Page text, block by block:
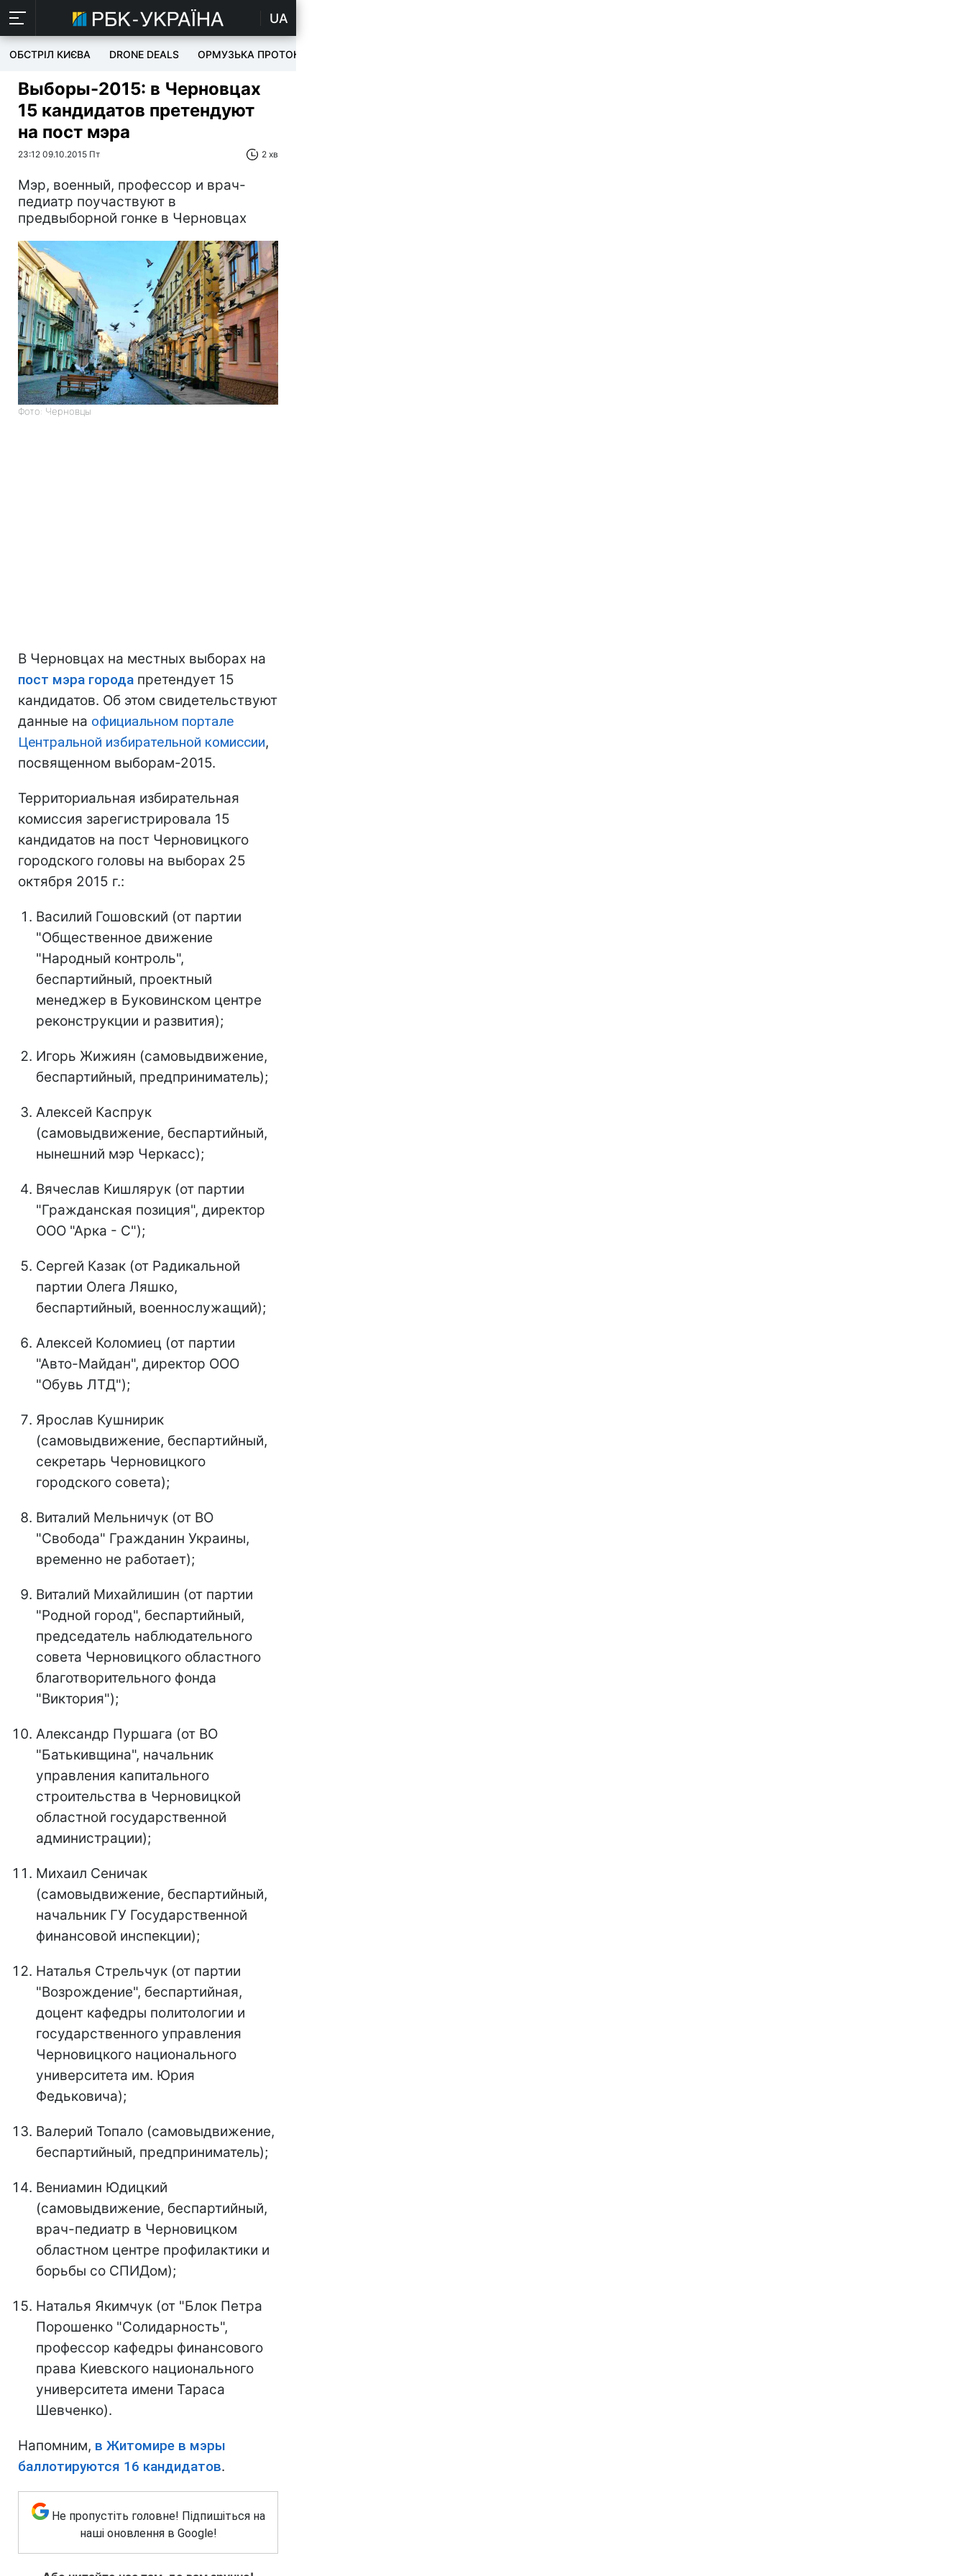
UA
ОБСТРІЛ КИЄВА DRONE DEALS ОРМУЗЬКА ПРОТОКА
Выборы-2015: в Черновцах
15 кандидатов претендуют
на пост мэра
23:12 09.10.2015 Пт 2 хв
Мэр, военный, профессор и врач-
педиатр поучаствуют в
предвыборной гонке в Черновцах
Фото: Черновцы
В Черновцах на местных выборах на
пост мэра города претендует 15
кандидатов. Об этом свидетельствуют
данные на официальном портале
Центральной избирательной комиссии,
посвященном выборам-2015.
Территориальная избирательная
комиссия зарегистрировала 15
кандидатов на пост Черновицкого
городского головы на выборах 25
октября 2015 г.:
Василий Гошовский (от партии
"Общественное движение
"Народный контроль",
беспартийный, проектный
менеджер в Буковинском центре
реконструкции и развития);
Игорь Жижиян (самовыдвижение,
беспартийный, предприниматель);
Алексей Каспрук
(самовыдвижение, беспартийный,
нынешний мэр Черкасс);
Вячеслав Кишлярук (от партии
"Гражданская позиция", директор
ООО "Арка - С");
Сергей Казак (от Радикальной
партии Олега Ляшко,
беспартийный, военнослужащий);
Алексей Коломиец (от партии
"Авто-Майдан", директор ООО
"Обувь ЛТД");
Ярослав Кушнирик
(самовыдвижение, беспартийный,
секретарь Черновицкого
городского совета);
Виталий Мельничук (от ВО
"Свобода" Гражданин Украины,
временно не работает);
Виталий Михайлишин (от партии
"Родной город", беспартийный,
председатель наблюдательного
совета Черновицкого областного
благотворительного фонда
"Виктория");
Александр Пуршага (от ВО
"Батькивщина", начальник
управления капитального
строительства в Черновицкой
областной государственной
администрации);
Михаил Сеничак
(самовыдвижение, беспартийный,
начальник ГУ Государственной
финансовой инспекции);
Наталья Стрельчук (от партии
"Возрождение", беспартийная,
доцент кафедры политологии и
государственного управления
Черновицкого национального
университета им. Юрия
Федьковича);
Валерий Топало (самовыдвижение,
беспартийный, предприниматель);
Вениамин Юдицкий
(самовыдвижение, беспартийный,
врач-педиатр в Черновицком
областном центре профилактики и
борьбы со СПИДом);
Наталья Якимчук (от "Блок Петра
Порошенко "Солидарность",
профессор кафедры финансового
права Киевского национального
университета имени Тараса
Шевченко).
Напомним, в Житомире в мэры
баллотируются 16 кандидатов.
Не пропустіть головне! Підпишіться на
наші оновлення в Google!